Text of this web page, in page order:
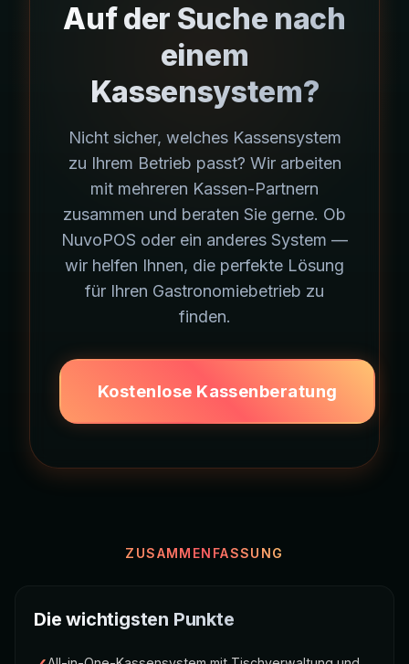
Auf der Suche nach
einem
Kassensystem?
Nicht sicher, welches Kassensystem
zu Ihrem Betrieb passt? Wir arbeiten
mit mehreren Kassen-Partnern
zusammen und beraten Sie gerne. Ob
NuvoPOS oder ein anderes System —
wir helfen Ihnen, die perfekte Lösung
für Ihren Gastronomiebetrieb zu
finden.
Kostenlose Kassenberatung
ZUSAMMENFASSUNG
Die wichtigsten Punkte